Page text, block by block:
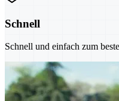
Schnell
Schnell und einfach zum